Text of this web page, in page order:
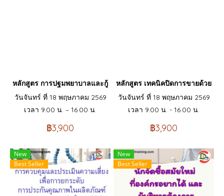
หลักสูตร การปฐมพยาบาลและกู้ชีพเบื้องต้น First Aid – Basic life
วันจันทร์ ที่ 18 พฤษภาคม 2569
เวลา 9.00 น. – 16.00 น.
฿3,900
หลักสูตร เทคนิคปิดการขายด้วยกา
วันจันทร์ ที่ 18 พฤษภาคม 2569
เวลา 9.00 น. - 16.00 น.
฿3,900
New
Best Seller
New
Best Seller